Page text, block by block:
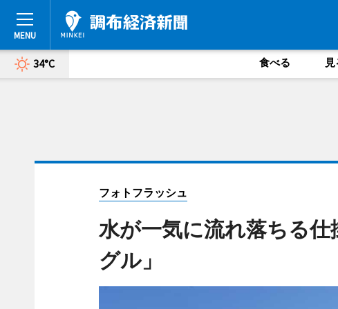
34°C 食べる
フォトフラッシュ
水が一気に流れ落ちる
グル」